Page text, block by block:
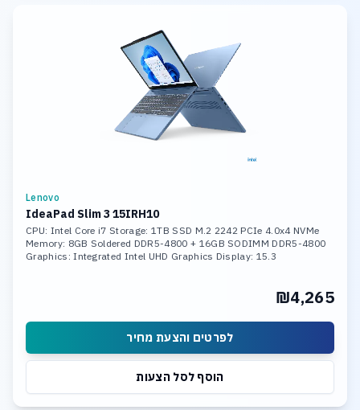
Lenovo
IdeaPad Slim 3 15IRH10
CPU: Intel Core i7 Storage: 1TB SSD M.2 2242 PCIe 4.0x4 NVMe
Memory: 8GB Soldered DDR5-4800 + 16GB SODIMM DDR5-4800
Graphics: Integrated Intel UHD Graphics Display: 15.3
₪4,265
לפרטים והצעת מחיר
הוסף לסל הצעות